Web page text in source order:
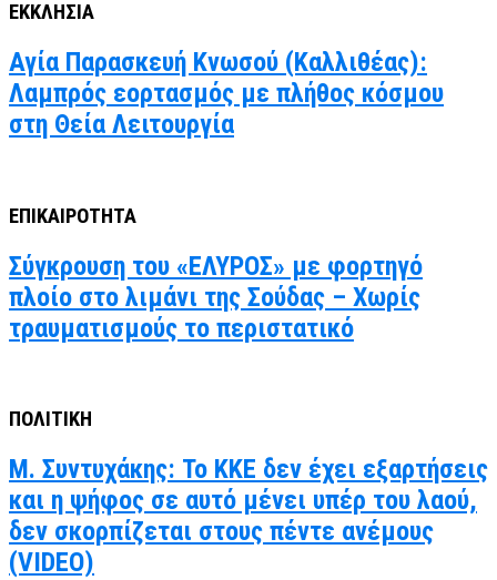
ΕΚΚΛΗΣΙΑ
Αγία Παρασκευή Κνωσού (Καλλιθέας):
Λαμπρός εορτασμός με πλήθος κόσμου
στη Θεία Λειτουργία
ΕΠΙΚΑΙΡΟΤΗΤΑ
Σύγκρουση του «ΕΛΥΡΟΣ» με φορτηγό
πλοίο στο λιμάνι της Σούδας – Χωρίς
τραυματισμούς το περιστατικό
ΠΟΛΙΤΙΚΗ
Μ. Συντυχάκης: Το ΚΚΕ δεν έχει εξαρτήσεις
και η ψήφος σε αυτό μένει υπέρ του λαού,
δεν σκορπίζεται στους πέντε ανέμους
(VIDEO)